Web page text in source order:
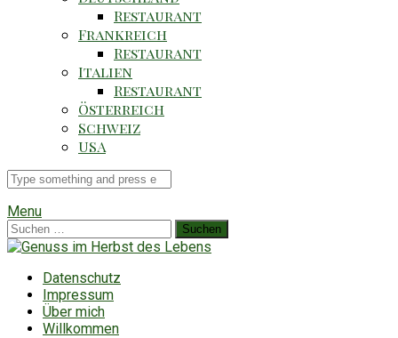
Restaurant
Frankreich
Restaurant
Italien
Restaurant
Österreich
Schweiz
USA
Suche
für
Menu
Suchen
nach:
Datenschutz
Impressum
Über mich
Willkommen